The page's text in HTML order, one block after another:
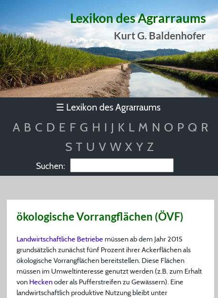
Lexikon des Agrarraums
Kurt G. Baldenhofer
☰ Lexikon des Agrarraums
A B C D E F G H I J K L M N O P Q R
S T U V W X Y Z
Suchen:
ökologische Vorrangflächen (ÖVF)
Landwirtschaftliche Betriebe müssen ab dem Jahr 2015
grundsätzlich zunächst fünf Prozent ihrer Ackerflächen als
ökologische Vorrangflächen bereitstellen. Diese Flächen
müssen im Umweltinteresse genutzt werden (z.B. zum Erhalt
von Heckenoder als Pufferstreifen zu Gewässern). Eine
landwirtschaftlich produktive Nutzung bleibt unter